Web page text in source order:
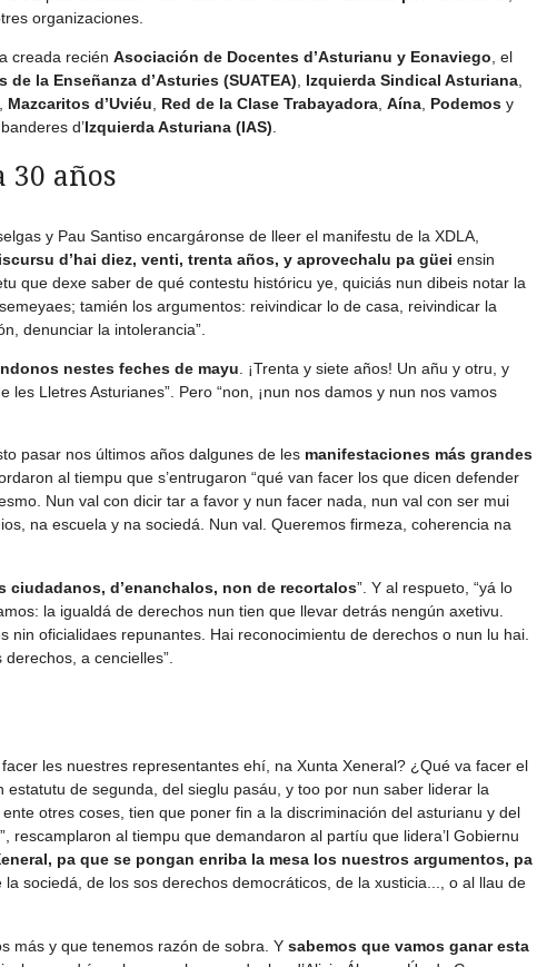
organizaciones.
creada recién Asociación de Docentes d’Asturianu y Eonaviego , el
la Enseñanza d’Asturies (SUATEA)
Izquierda Sindical Asturiana
Mazcaritos d’Uviéu Red de la Clase Trabayadora Aína Podemos y
d’Izquierda Asturiana (IAS)
30 años
y Pau Santiso encargáronse de lleer el manifestu de la XDLA,
d’hai diez, venti, trenta años, y aprovechalu pa güei ensin
que dexe saber de qué contestu históricu ye, quiciás nun dibeis notar la
tamién los argumentos: reivindicar lo de casa, reivindicar la
denunciar la intolerancia”.
nestes feches de mayu . ¡Trenta y siete años! Un añu y otru, y
Lletres Asturianes”. Pero “non, ¡nun nos damos y nun nos vamos
pasar nos últimos años dalgunes de les manifestaciones más grandes
al tiempu que s’entrugaron “qué van facer los que dicen defender
Nun val con dicir tar a favor y nun facer nada, nun val con ser mui
na escuela y na sociedá. Nun val. Queremos firmeza, coherencia na
ciudadanos, d’enanchalos, non de recortalos”. Y al respueto, “yá lo
la igualdá de derechos nun tien que llevar detrás nengún axetivu.
nin oficialidaes repunantes. Hai reconocimientu de derechos o nun lu hai.
a cencielles”.
les nuestres representantes ehí, na Xunta Xeneral? ¿Qué va facer el
de segunda, del sieglu pasáu, y too por nun saber liderar la
otres coses, tien que poner fin a la discriminación del asturianu y del
rescamplaron al tiempu que demandaron al partíu que lidera’l Gobiernu
pa que se pongan enriba la mesa los nuestros argumentos, pa
la sociedá, de los sos derechos democráticos, de la xusticia..., o al llau de
más y que tenemos razón de sobra. Y sabemos que vamos ganar esta